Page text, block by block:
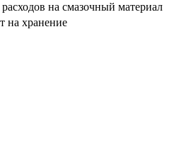
на смазочный материал
на хранение